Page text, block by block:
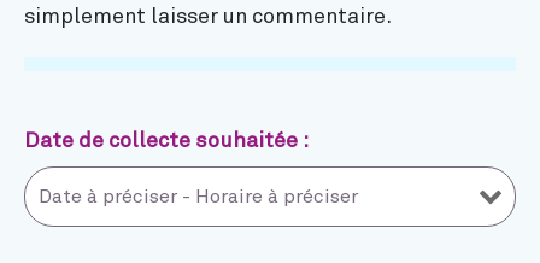
simplement laisser un commentaire.
Date de collecte souhaitée :